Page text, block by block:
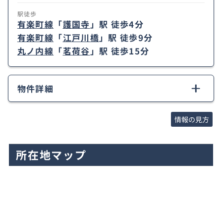
駅徒歩
有楽町線 「護国寺 」駅 徒歩4分
有楽町線 「江戸川橋」駅 徒歩9分
丸ノ内線 「茗荷谷」駅 徒歩15分
物件詳細
情報の見方
所在地マップ